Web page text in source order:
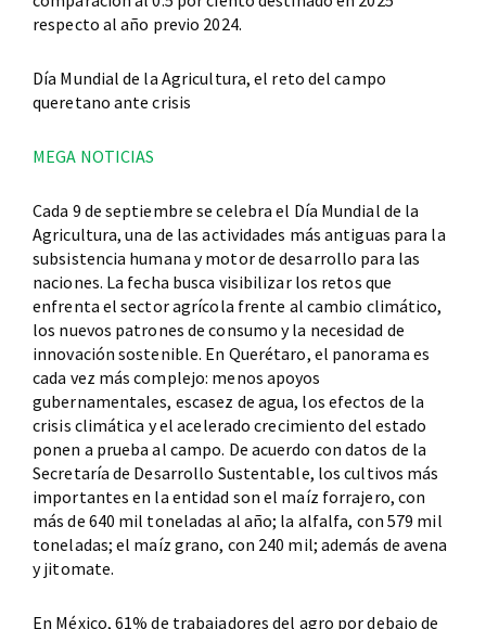
respecto al año previo 2024.
Día Mundial de la Agricultura, el reto del campo
queretano ante crisis
MEGA NOTICIAS
Cada 9 de septiembre se celebra el Día Mundial de la
Agricultura, una de las actividades más antiguas para la
subsistencia humana y motor de desarrollo para las
naciones. La fecha busca visibilizar los retos que
enfrenta el sector agrícola frente al cambio climático,
los nuevos patrones de consumo y la necesidad de
innovación sostenible. En Querétaro, el panorama es
cada vez más complejo: menos apoyos
gubernamentales, escasez de agua, los efectos de la
crisis climática y el acelerado crecimiento del estado
ponen a prueba al campo. De acuerdo con datos de la
Secretaría de Desarrollo Sustentable, los cultivos más
importantes en la entidad son el maíz forrajero, con
más de 640 mil toneladas al año; la alfalfa, con 579 mil
toneladas; el maíz grano, con 240 mil; además de avena
y jitomate.
En México, 61% de trabajadores del agro por debajo de